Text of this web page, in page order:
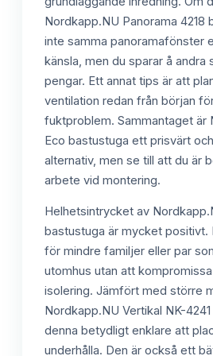
Nordkapp.NU Panorama 4218
inte samma panoramafönster
känsla, men du sparar å andra
pengar. Ett annat tips är att
ventilation redan från början
fuktproblem. Sammantaget är
Eco bastustuga ett prisvärt
alternativ, men se till att du är
arbete vid montering.
Helhetsintrycket av
bastustuga är mycket positivt.
för mindre familjer eller par
utomhus utan att
isolering. Jämfört med större
Nordkapp.NU Vertikal NK-
denna betydligt enklare att
underhålla. Den är också ett